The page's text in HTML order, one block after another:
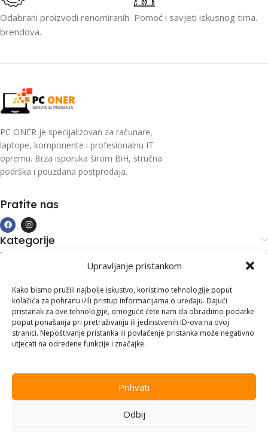
Upravljanje pristankom
Kako bismo pružili najbolje iskustvo, koristimo tehnologije poput
kolačića za pohranu i/ili pristup informacijama o uređaju. Dajući
pristanak za ove tehnologije, omogućit ćete nam da obradimo podatke
poput ponašanja pri pretraživanju ili jedinstvenih ID-ova na ovoj
stranici. Nepoštivanje pristanka ili povlačenje pristanka može negativno
utjecati na određene funkcije i značajke.
Prihvati
Odbij
Odabrani proizvodi renomiranih
brendova.
Pomoć i savjeti iskusnog tima.
PC ONER je specijalizovan za računare,
laptope, komponente i profesionalnu IT
opremu. Brza isporuka širom BiH, stručna
podrška i pouzdana postprodaja.
Pratite nas
Kategorije
Kupovina i podrška
Kontakt informacije
Branilaca Bosne, 75 300 Lukavac
+387 35 555 999
info@pconer.ba